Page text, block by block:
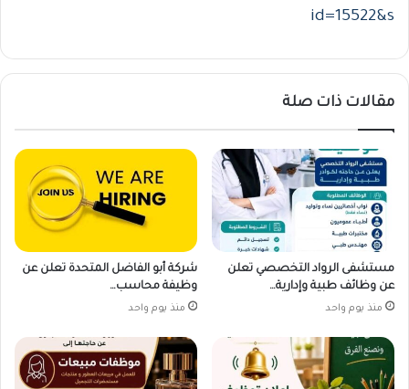
id=15522&s
مقالات ذات صلة
مستشفى الرواد التخصصي تعلن
عن وظائف طبية وإدارية…
منذ يوم واحد
شركة أبو الفاضل المتحدة تعلن عن
وظيفة محاسب…
منذ يوم واحد